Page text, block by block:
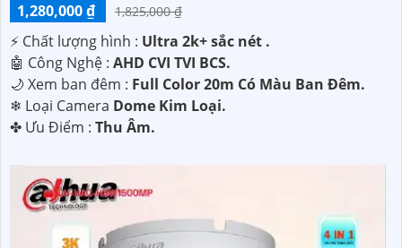
1,280,000 ₫
1,825,000 ₫
️⚡ Chất lượng hình : Ultra 2k+ sắc nét .
🤖️ Công Nghệ : AHD CVI TVI BCS.
🌙 Xem ban đêm : Full Color 20m Có Màu Ban Đêm.
❄ Loại Camera Dome Kim Loại.
️✤ Ưu Điểm : Thu Âm.